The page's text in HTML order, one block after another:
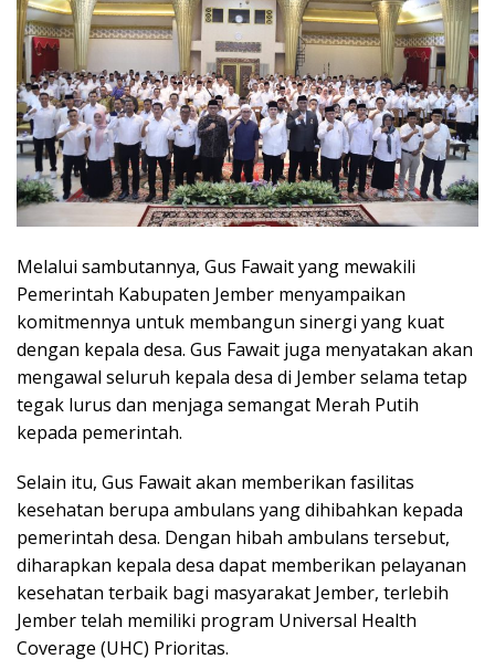
Melalui sambutannya, Gus Fawait yang mewakili
Pemerintah Kabupaten Jember menyampaikan
komitmennya untuk membangun sinergi yang kuat
dengan kepala desa. Gus Fawait juga menyatakan akan
mengawal seluruh kepala desa di Jember selama tetap
tegak lurus dan menjaga semangat Merah Putih
kepada pemerintah.
Selain itu, Gus Fawait akan memberikan fasilitas
kesehatan berupa ambulans yang dihibahkan kepada
pemerintah desa. Dengan hibah ambulans tersebut,
diharapkan kepala desa dapat memberikan pelayanan
kesehatan terbaik bagi masyarakat Jember, terlebih
Jember telah memiliki program Universal Health
Coverage (UHC) Prioritas.